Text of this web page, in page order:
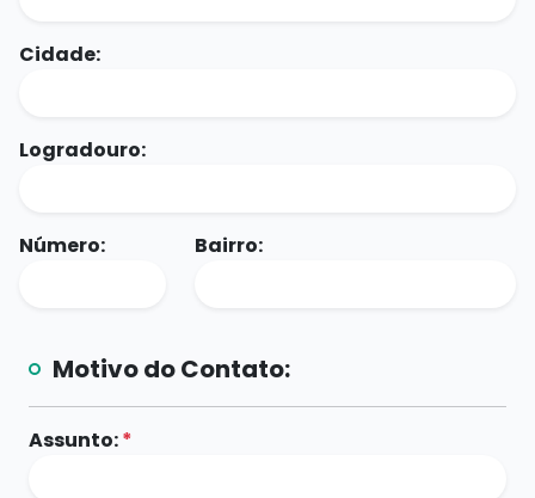
Cidade:
Logradouro:
Número: Bairro:
Motivo do Contato:
Assunto:*